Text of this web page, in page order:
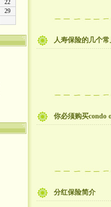
人寿保险的几个
你必须购买condo
分红保险简介